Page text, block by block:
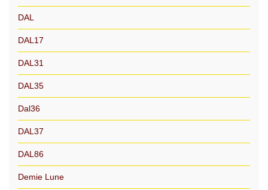
DAL
DAL17
DAL31
DAL35
Dal36
DAL37
DAL86
Demie Lune